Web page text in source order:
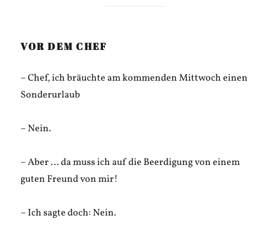
VOR DEM CHEF
– Chef, ich bräuchte am kommenden Mittwoch einen
Sonderurlaub
– Nein.
– Aber … da muss ich auf die Beerdigung von einem
guten Freund von mir!
– Ich sagte doch: Nein.